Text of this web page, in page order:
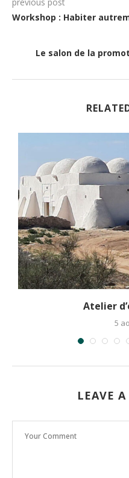
Workshop : Habiter
Le salon de la
Atelier
5
LEAVE